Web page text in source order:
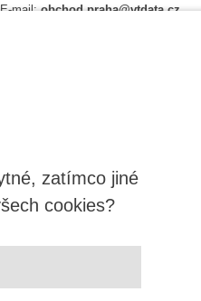
zatímco jiné
cookies?
E-mail:obchod.praha@vtdata.cz